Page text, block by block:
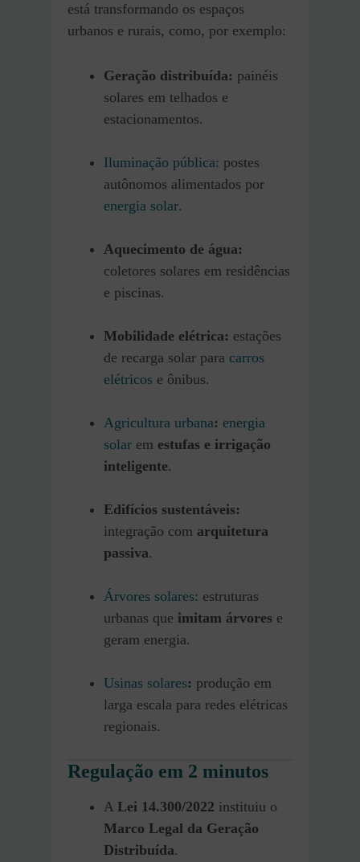
está transformando os espaços
urbanos e rurais, como, por exemplo:
Geração distribuída: painéis
solares em telhados e
estacionamentos.
Iluminação pública: postes
autônomos alimentados por
energia solar.
Aquecimento de água:
coletores solares em residências
e piscinas.
Mobilidade elétrica: estações
de recarga solar para carros
elétricos e ônibus.
Agricultura urbana: energia
solar em estufas e irrigação
inteligente.
Edifícios sustentáveis:
integração com arquitetura
passiva.
Árvores solares: estruturas
urbanas que imitam árvores e
geram energia.
Usinas solares: produção em
larga escala para redes elétricas
regionais.
Regulação em 2 minutos
A Lei 14.300/2022 instituiu o
Marco Legal da Geração
Distribuída.